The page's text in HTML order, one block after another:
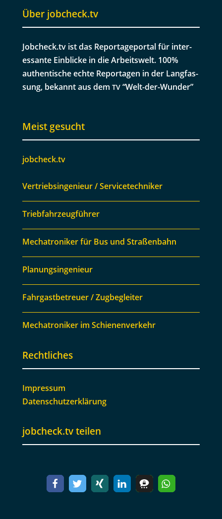
Über jobcheck.tv
Jobcheck.tv ist das Reportage­por­tal für inter­
es­sante Ein­blicke in die Arbeitswelt. 100%
authen­tis­che echte Reporta­gen in der Lang­fas­
sung, bekan­nt aus dem TV“Welt-der-Wun­der”
Meist gesucht
jobcheck.tv
Vertriebsingenieur / Servicetechniker
Triebfahrzeugführer
Mechatroniker für Bus und Straßenbahn
Planungsingenieur
Fahrgastbetreuer / Zugbegleiter
Mechatroniker im Schienenverkehr
Rechtliches
Impressum
Datenschutzerklärung
jobcheck.tv teilen